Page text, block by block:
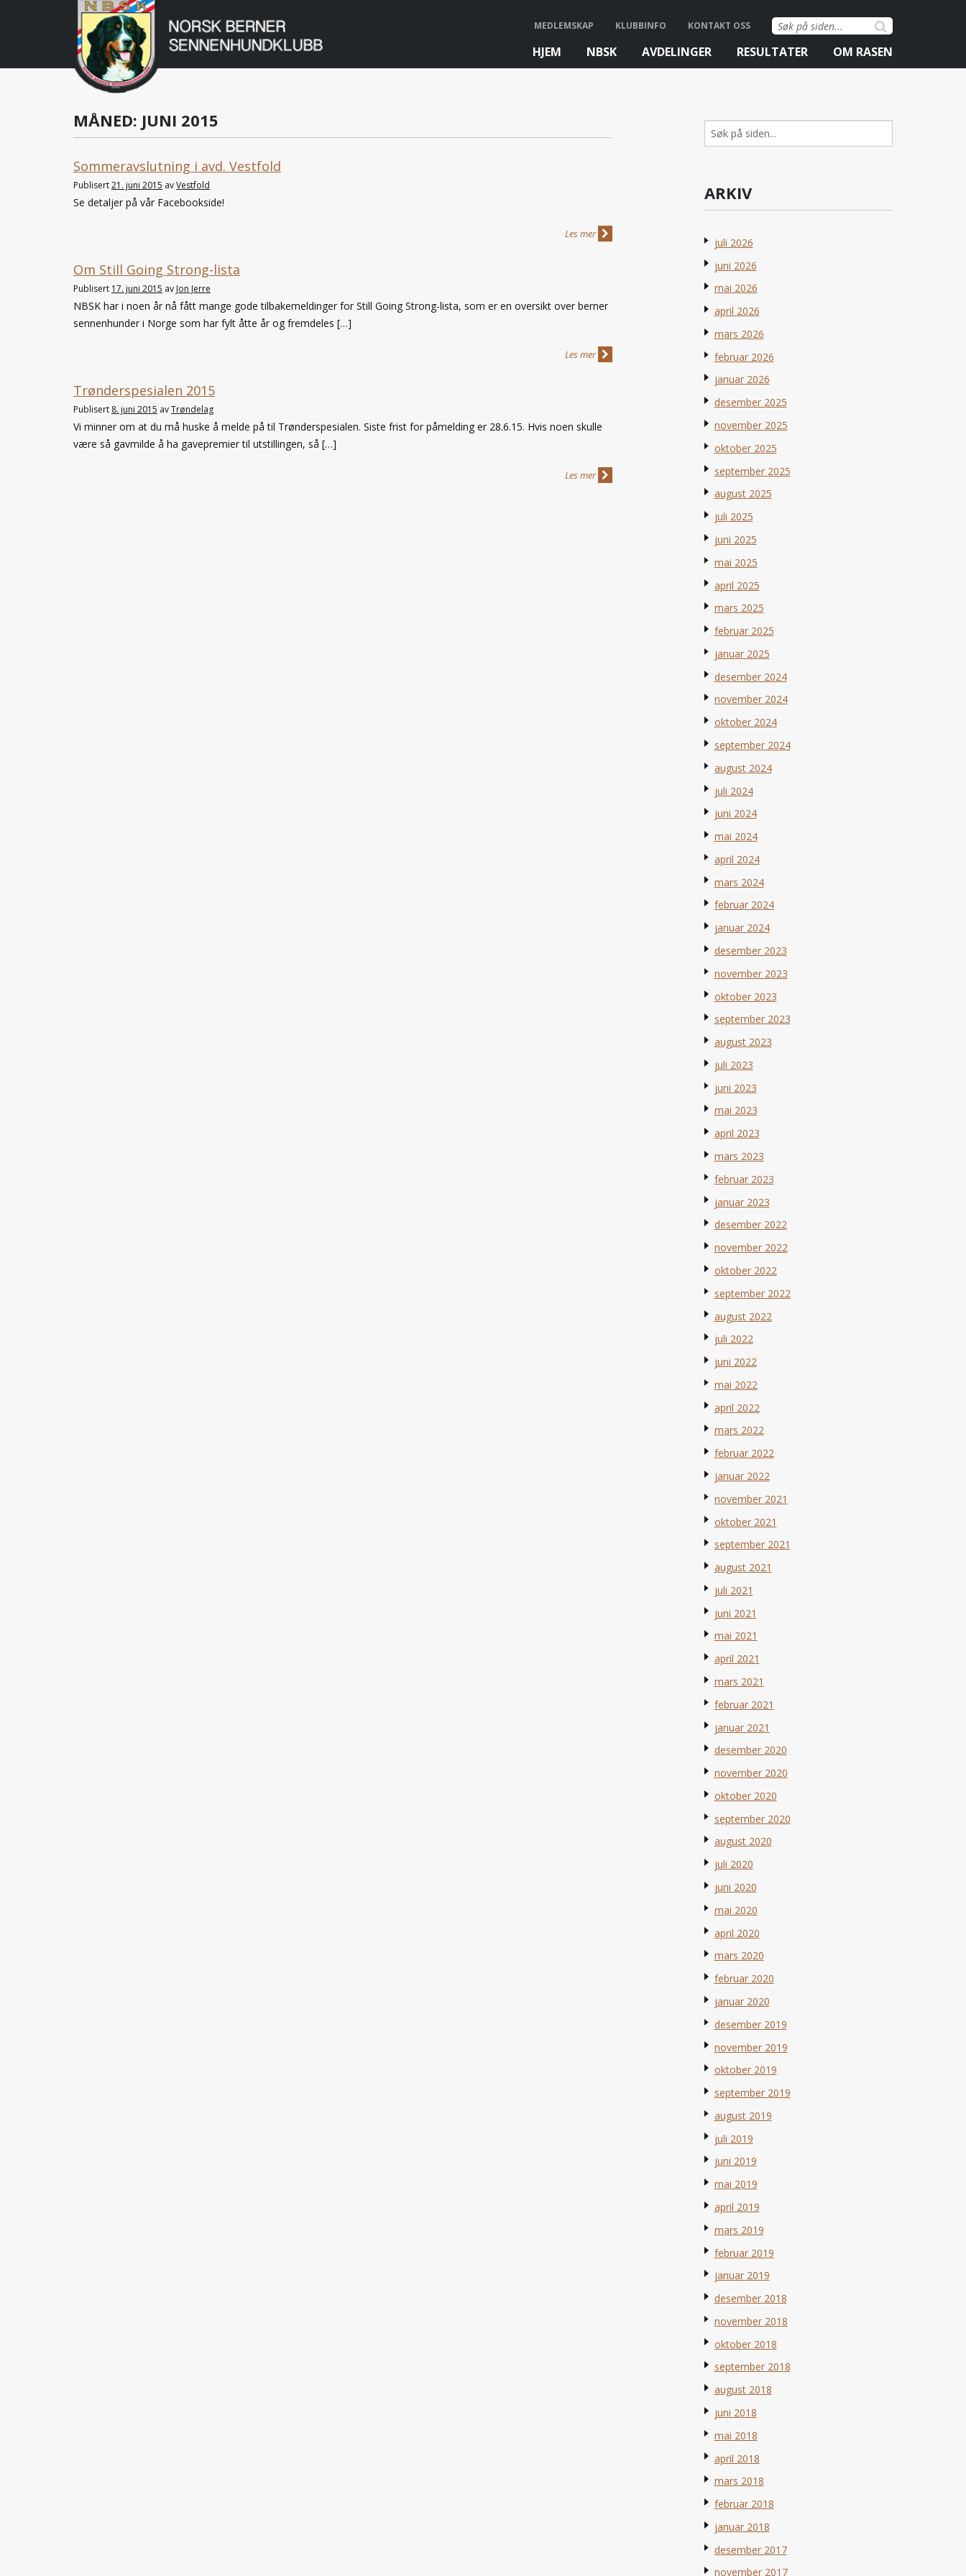
Norsk
Berner
Sennenhundklubb
Søk
etter:
MEDLEMSKAP KLUBBINFO KONTAKT OSS
HJEM NBSK AVDELINGER RESULTATER OM RASEN
MÅNED: JUNI 2015
Sommeravslutning i avd. Vestfold
Publisert21. juni 2015 avVestfold
Se detaljer på vår Facebookside!
Les mer
Om Still Going Strong-lista
Publisert 17. juni 2015 av Jon Jerre
NBSK har i noen år nå fått mange gode tilbakemeldinger for Still Going Strong-lista, som er en oversikt over berner
sennenhunder i Norge som har fylt åtte år og fremdeles […]
Les mer
Trønderspesialen 2015
Publisert 8. juni 2015 avTrøndelag
Vi minner om at du må huske å melde på til Trønderspesialen. Siste frist for påmelding er 28.6.15. Hvis noen skulle
være så gavmilde å ha gavepremier til utstillingen, så […]
Les mer
Søk
etter:
ARKIV
juli 2026
juni 2026
mai 2026
april 2026
mars 2026
februar 2026
januar 2026
desember 2025
november 2025
oktober 2025
september 2025
august 2025
juli 2025
juni 2025
mai 2025
april 2025
mars 2025
februar 2025
januar 2025
desember 2024
november 2024
oktober 2024
september 2024
august 2024
juli 2024
juni 2024
mai 2024
april 2024
mars 2024
februar 2024
januar 2024
desember 2023
november 2023
oktober 2023
september 2023
august 2023
juli 2023
juni 2023
mai 2023
april 2023
mars 2023
februar 2023
januar 2023
desember 2022
november 2022
oktober 2022
september 2022
august 2022
juli 2022
juni 2022
mai 2022
april 2022
mars 2022
februar 2022
januar 2022
november 2021
oktober 2021
september 2021
august 2021
juli 2021
juni 2021
mai 2021
april 2021
mars 2021
februar 2021
januar 2021
desember 2020
november 2020
oktober 2020
september 2020
august 2020
juli 2020
juni 2020
mai 2020
april 2020
mars 2020
februar 2020
januar 2020
desember 2019
november 2019
oktober 2019
september 2019
august 2019
juli 2019
juni 2019
mai 2019
april 2019
mars 2019
februar 2019
januar 2019
desember 2018
november 2018
oktober 2018
september 2018
august 2018
juni 2018
mai 2018
april 2018
mars 2018
februar 2018
januar 2018
desember 2017
november 2017